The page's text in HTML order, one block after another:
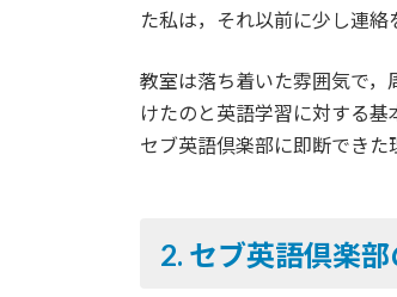
た私は，それ以前に少し連絡
教室は落ち着いた雰囲気で
けたのと英語学習に対する
セブ英語倶楽部に即断できた
2. セブ英語倶楽